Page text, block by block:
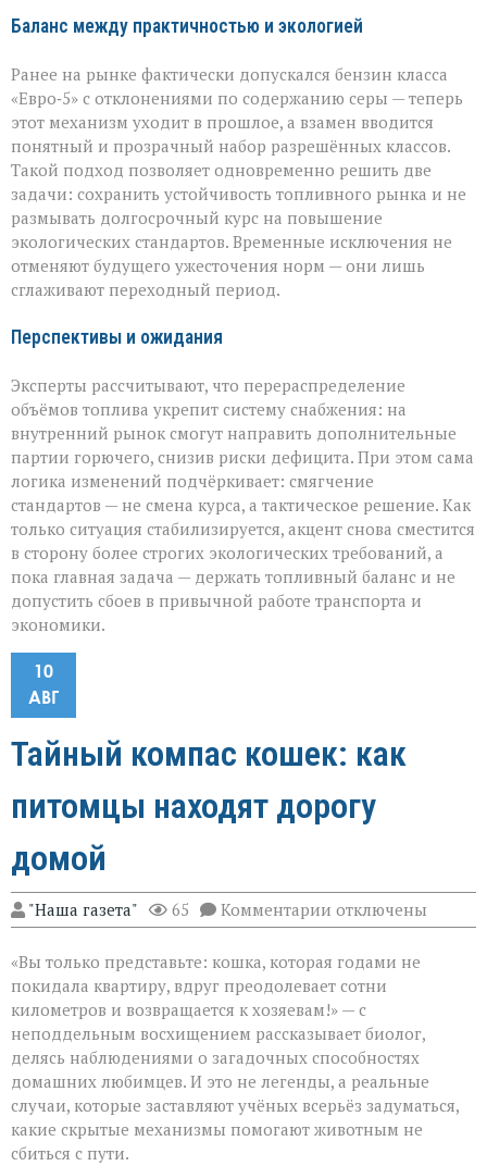
Баланс между практичностью и экологией
Ранее на рынке фактически допускался бензин класса
«Евро‑5» с отклонениями по содержанию серы — теперь
этот механизм уходит в прошлое, а взамен вводится
понятный и прозрачный набор разрешённых классов.
Такой подход позволяет одновременно решить две
задачи: сохранить устойчивость топливного рынка и не
размывать долгосрочный курс на повышение
экологических стандартов. Временные исключения не
отменяют будущего ужесточения норм — они лишь
сглаживают переходный период.
Перспективы и ожидания
Эксперты рассчитывают, что перераспределение
объёмов топлива укрепит систему снабжения: на
внутренний рынок смогут направить дополнительные
партии горючего, снизив риски дефицита. При этом сама
логика изменений подчёркивает: смягчение
стандартов — не смена курса, а тактическое решение. Как
только ситуация стабилизируется, акцент снова сместится
в сторону более строгих экологических требований, а
пока главная задача — держать топливный баланс и не
допустить сбоев в привычной работе транспорта и
экономики.
10
АВГ
Тайный компас кошек: как
питомцы находят дорогу
домой
"Наша газета" 65 Комментарии к
записи
компас
кошек:
питомцы
находят
дорогу
домой
отключены
«Вы только представьте: кошка, которая годами не
покидала квартиру, вдруг преодолевает сотни
километров и возвращается к хозяевам!» — с
неподдельным восхищением рассказывает биолог,
делясь наблюдениями о загадочных способностях
домашних любимцев. И это не легенды, а реальные
случаи, которые заставляют учёных всерьёз задуматься,
какие скрытые механизмы помогают животным не
сбиться с пути.